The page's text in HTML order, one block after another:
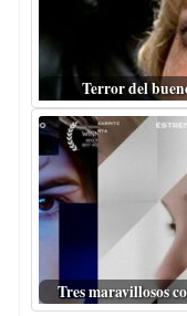
Terror del
Tres maravillosos